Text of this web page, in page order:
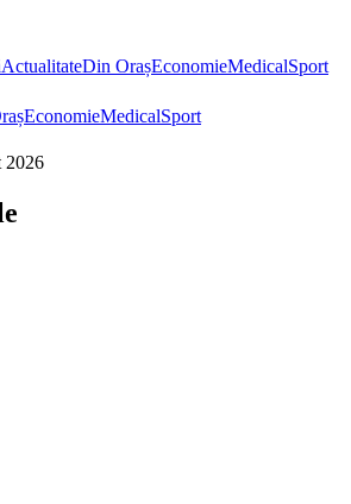
ActualitateDin OrașEconomieMedicalSport
EconomieMedicalSport
2026